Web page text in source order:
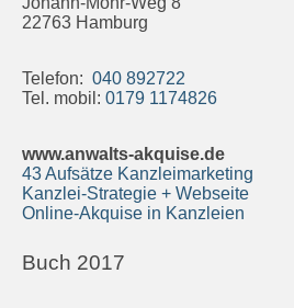
22763 Hamburg
Telefon: 040 892722
Tel. mobil: 0179 1174826
www.anwalts-akquise.de
43 Aufsätze Kanzleimarketing
Kanzlei-Strategie + Webseite
Online-Akquise in Kanzleien
Buch 2017